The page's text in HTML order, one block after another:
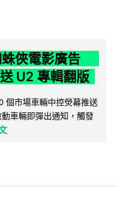
蛛俠電影廣告
U2 專輯翻版
個市場車輛中控熒幕推送
車輛即彈出通知，觸發